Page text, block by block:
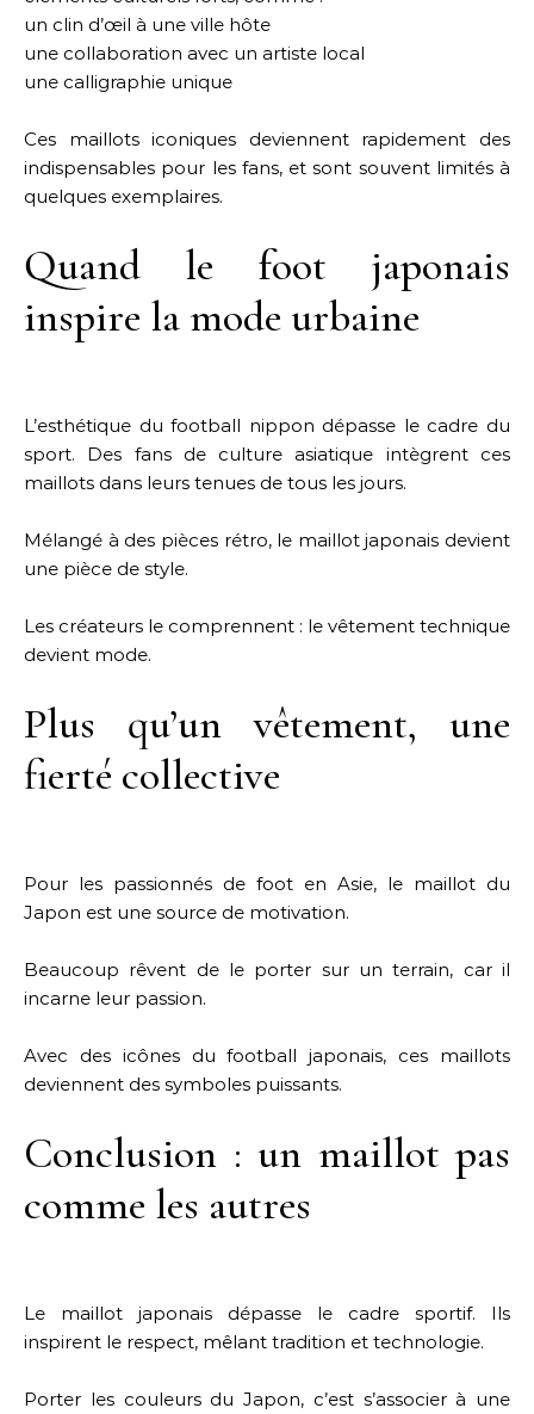
un clin d’œil à une ville hôte
une collaboration avec un artiste local
une calligraphie unique
Ces maillots iconiques deviennent rapidement des
indispensables pour les fans, et sont souvent limités à
quelques exemplaires.
Quand le foot japonais
inspire la mode urbaine
L’esthétique du football nippon dépasse le cadre du
sport. Des fans de culture asiatique intègrent ces
maillots dans leurs tenues de tous les jours.
Mélangé à des pièces rétro, le maillot japonais devient
une pièce de style.
Les créateurs le comprennent : le vêtement technique
devient mode.
Plus qu’un vêtement, une
fierté collective
Pour les passionnés de foot en Asie, le maillot du
Japon est une source de motivation.
Beaucoup rêvent de le porter sur un terrain, car il
incarne leur passion.
Avec des icônes du football japonais, ces maillots
deviennent des symboles puissants.
Conclusion : un maillot pas
comme les autres
Le maillot japonais dépasse le cadre sportif. Ils
inspirent le respect, mêlant tradition et technologie.
Porter les couleurs du Japon, c’est s’associer à une